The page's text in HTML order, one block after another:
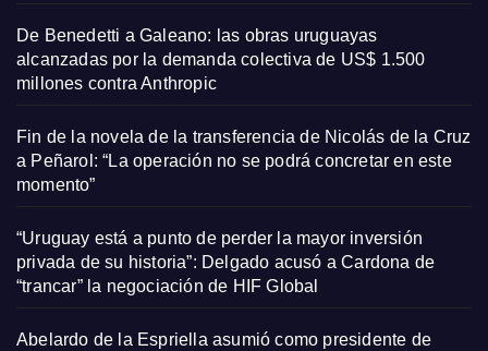
De Benedetti a Galeano: las obras uruguayas
alcanzadas por la demanda colectiva de US$ 1.500
millones contra Anthropic
Fin de la novela de la transferencia de Nicolás de la Cruz
a Peñarol: “La operación no se podrá concretar en este
momento”
“Uruguay está a punto de perder la mayor inversión
privada de su historia”: Delgado acusó a Cardona de
“trancar” la negociación de HIF Global
Abelardo de la Espriella asumió como presidente de